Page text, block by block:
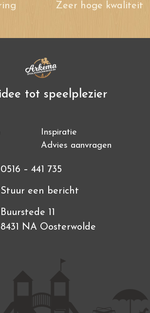
Zeer hoge kwaliteit
tot speelplezier
Inspiratie
Advies aanvragen
0516 – 441 735
Stuur een bericht
Buurstede 11
8431 NA Oosterwolde